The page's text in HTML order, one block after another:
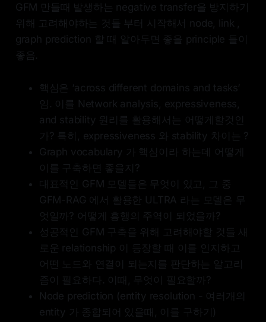
GFM 만들때 발생하는 negative transfer을 방지하기
위해 고려해야하는 것들 부터 시작해서 node, link ,
graph prediction 할 때 알아두면 좋을 principle 들이
좋음.
핵심은 ‘across different domains and tasks‘
임. 이를 Network analysis, expressiveness,
and stability 원리를 활용해서는 어떻게할것인
가? 특히, expressiveness 와 stability 차이는 ?
Graph vocabulary 가 핵심이라 하는데 어떻게
이를 구축하면 좋을지?
대표적인 GFM 모델들은 무엇이 있고, 그 중
GFM-RAG 에서 활용한 ULTRA 라는 모델은 무
엇일까? 어떻게 흥행의 주역이 되었을까?
성공적인 GFM 구축을 위해 고려해야할 것들 새
로운 relationship 이 등장할 때 이를 인지하고
어떤 노드와 연결이 되는지를 판단하는 알고리
즘이 필요하다. 이때, 무엇이 필요할까?
Node prediction (entity resolution - 여러개의
entity 가 종합되어 있을때, 이를 구하기)